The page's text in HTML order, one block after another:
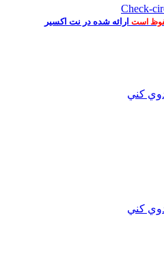
Check-
است ارائه شده در نت اکسیر
كني
كني